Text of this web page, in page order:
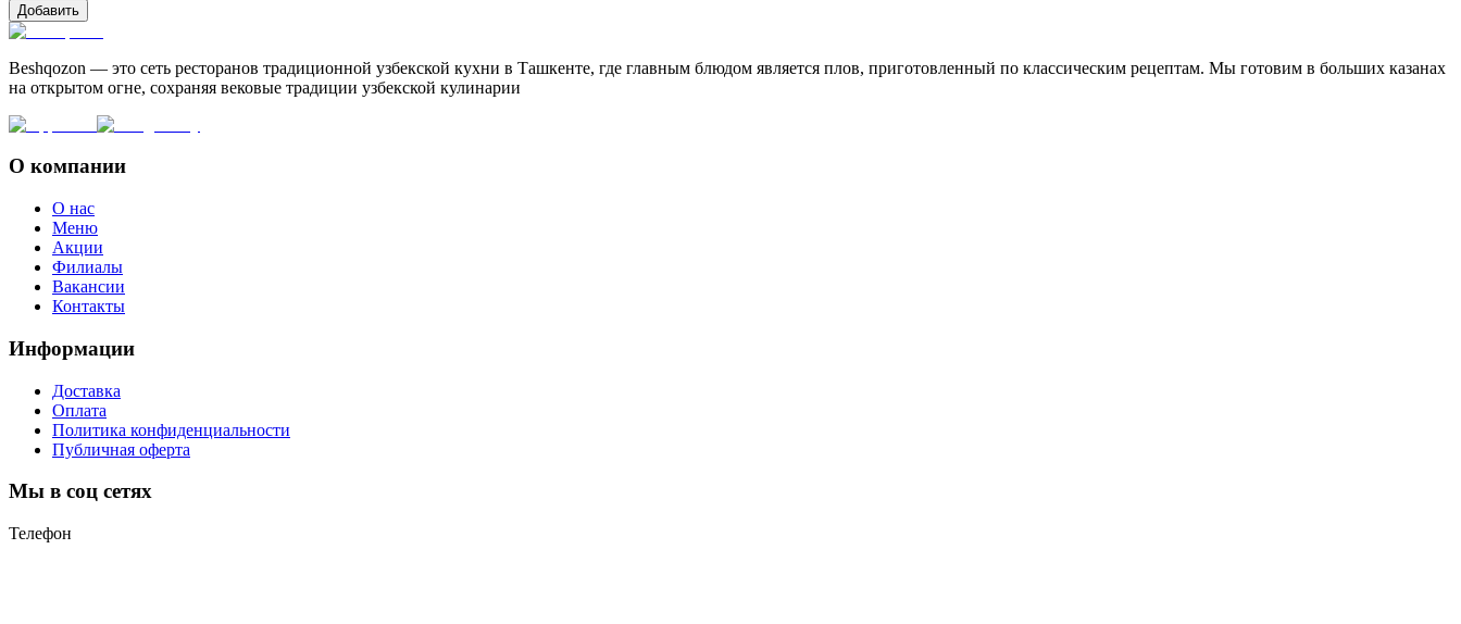
Добавить
Beshqozon — это сеть ресторанов традиционной узбекской кухни в Ташкенте, где главным блюдом является плов, приготовленный по классическим рецептам. Мы готовим в больших казанах
на открытом огне, сохраняя вековые традиции узбекской кулинарии
О компании
О нас
Меню
Акции
Филиалы
Вакансии
Контакты
Информации
Доставка
Оплата
Политика конфиденциальности
Публичная оферта
Мы в соц сетях
Телефон